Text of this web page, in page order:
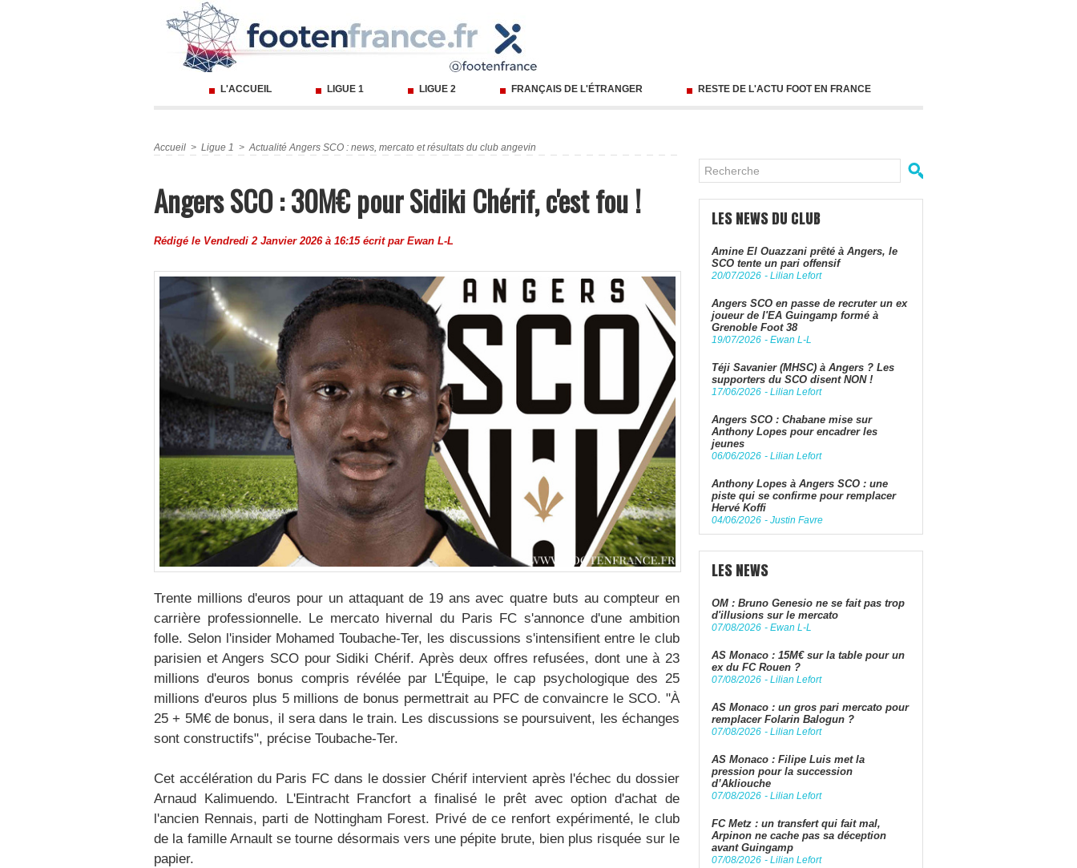
L'ACCUEIL LIGUE 1 LIGUE 2 FRANÇAIS DE L'ÉTRANGER RESTE DE L'ACTU FOOT EN FRANCE
Accueil > Ligue 1 > Actualité Angers SCO : news, mercato et résultats du club angevin
Angers SCO : 30M€ pour Sidiki Chérif, c'est fou !
Rédigé le Vendredi 2 Janvier 2026 à 16:15 écrit par Ewan L-L
Trente millions d'euros pour un attaquant de 19 ans avec quatre buts au compteur en
carrière professionnelle. Le mercato hivernal du Paris FC s'annonce d'une ambition
folle. Selon l'insider Mohamed Toubache-Ter, les discussions s'intensifient entre le club
parisien et Angers SCO pour Sidiki Chérif. Après deux offres refusées, dont une à 23
millions d'euros bonus compris révélée par L'Équipe, le cap psychologique des 25
millions d'euros plus 5 millions de bonus permettrait au PFC de convaincre le SCO. "À
25 + 5M€ de bonus, il sera dans le train. Les discussions se poursuivent, les échanges
sont constructifs", précise Toubache-Ter.
Cet accélération du Paris FC dans le dossier Chérif intervient après l'échec du dossier
Arnaud Kalimuendo. L'Eintracht Francfort a finalisé le prêt avec option d'achat de
l'ancien Rennais, parti de Nottingham Forest. Privé de ce renfort expérimenté, le club
de la famille Arnault se tourne désormais vers une pépite brute, bien plus risquée sur le
papier.
LES NEWS DU CLUB
Amine El Ouazzani prêté à Angers, le
SCO tente un pari offensif
20/07/2026 - Lilian Lefort
Angers SCO en passe de recruter un ex
joueur de l'EA Guingamp formé à
Grenoble Foot 38
19/07/2026 - Ewan L-L
Téji Savanier (MHSC) à Angers ? Les
supporters du SCO disent NON !
17/06/2026 - Lilian Lefort
Angers SCO : Chabane mise sur
Anthony Lopes pour encadrer les
jeunes
06/06/2026 - Lilian Lefort
Anthony Lopes à Angers SCO : une
piste qui se confirme pour remplacer
Hervé Koffi
04/06/2026 - Justin Favre
LES NEWS
OM : Bruno Genesio ne se fait pas trop
d'illusions sur le mercato
07/08/2026 - Ewan L-L
AS Monaco : 15M€ sur la table pour un
ex du FC Rouen ?
07/08/2026 - Lilian Lefort
AS Monaco : un gros pari mercato pour
remplacer Folarin Balogun ?
07/08/2026 - Lilian Lefort
AS Monaco : Filipe Luis met la
pression pour la succession
d’Akliouche
07/08/2026 - Lilian Lefort
FC Metz : un transfert qui fait mal,
Arpinon ne cache pas sa déception
avant Guingamp
07/08/2026 - Lilian Lefort